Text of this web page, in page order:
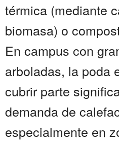
térmica (mediante
biomasa) o
En campus con
arboladas, la poda
cubrir parte
demanda de
especialmente en